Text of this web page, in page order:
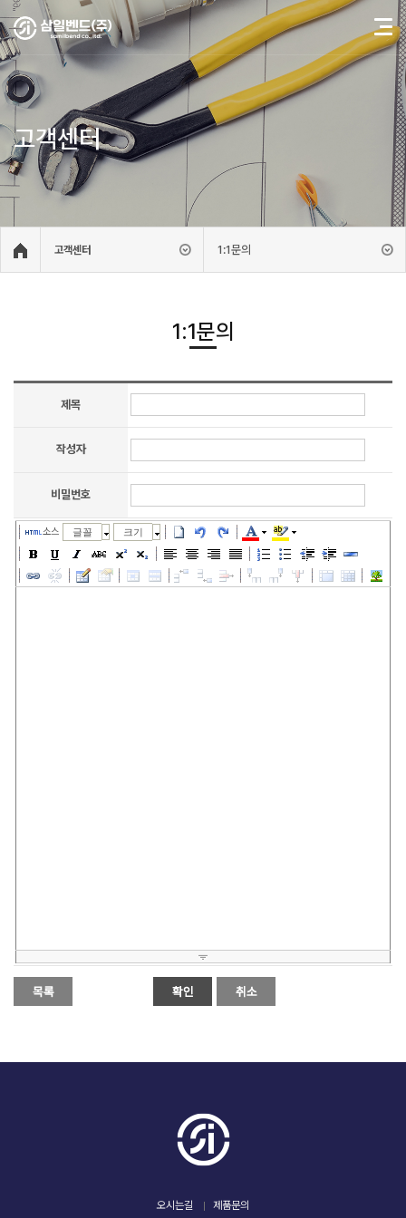
고객센터
고객센터 1:1문의
1:1문의
제목
작성자
비밀번호
소스 글꼴 크기
오시는길 제품문의